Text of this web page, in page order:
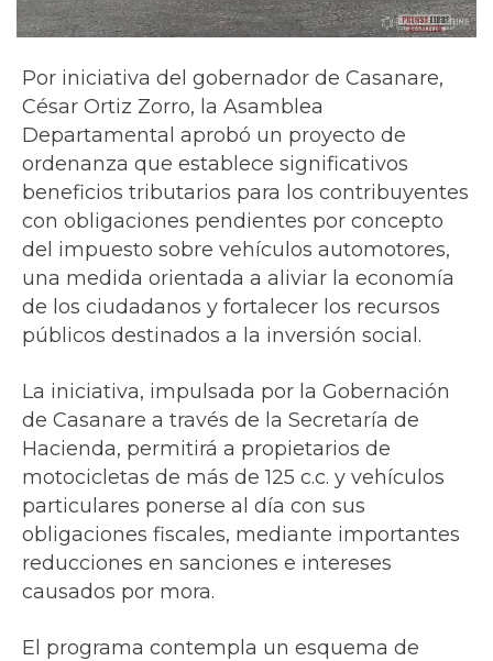
Por iniciativa del gobernador de Casanare,
César Ortiz Zorro, la Asamblea
Departamental aprobó un proyecto de
ordenanza que establece significativos
beneficios tributarios para los contribuyentes
con obligaciones pendientes por concepto
del impuesto sobre vehículos automotores,
una medida orientada a aliviar la economía
de los ciudadanos y fortalecer los recursos
públicos destinados a la inversión social.
La iniciativa, impulsada por la Gobernación
de Casanare a través de la Secretaría de
Hacienda, permitirá a propietarios de
motocicletas de más de 125 c.c. y vehículos
particulares ponerse al día con sus
obligaciones fiscales, mediante importantes
reducciones en sanciones e intereses
causados por mora.
El programa contempla un esquema de